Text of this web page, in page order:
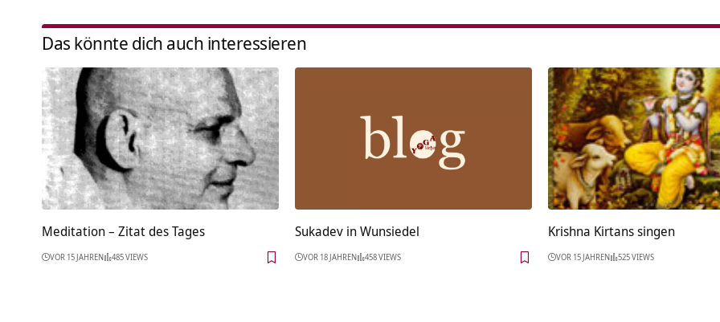
Das könnte dich auch interessieren
Meditation – Zitat des Tages
VOR 15 JAHREN 485 VIEWS
Sukadev in Wunsiedel
VOR 18 JAHREN 458 VIEWS
Krishna Kirtans singen
VOR 15 JAHREN 525 VIEWS